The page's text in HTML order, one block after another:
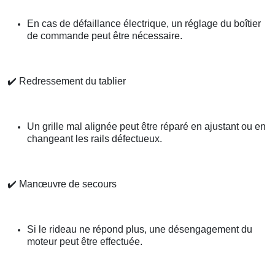
En cas de défaillance électrique, un réglage du boîtier
de commande peut être nécessaire.
✔️ Redressement du tablier
Un grille mal alignée peut être réparé en ajustant ou en
changeant les rails défectueux.
✔️ Manœuvre de secours
Si le rideau ne répond plus, une désengagement du
moteur peut être effectuée.